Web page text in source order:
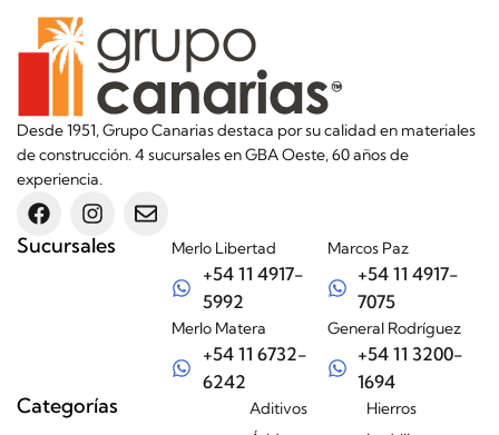
Desde 1951, Grupo Canarias destaca por su calidad en materiales
de construcción. 4 sucursales en GBA Oeste, 60 años de
experiencia.
Sucursales Merlo Libertad
+54 11 4917-
5992
Merlo Matera
+54 11 6732-
6242
Marcos Paz
+54 11 4917-
7075
General Rodríguez
+54 11 3200-
1694
Categorías
Aditivos
Hierros